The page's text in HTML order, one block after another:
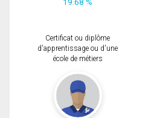
Certificat ou diplôme
d'apprentissage ou d'une
école de métiers